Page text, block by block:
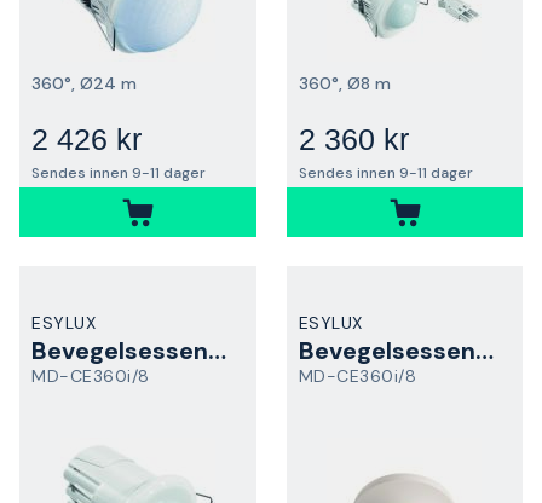
360°, Ø24 m
2 426 kr
Sendes innen 9-11 dager
360°, Ø8 m
2 360 kr
Sendes innen 9-11 dager
ESYLUX
Bevegelsessensor
MD-CE360i/8
ESYLUX
Bevegelsessensor
MD-CE360i/8